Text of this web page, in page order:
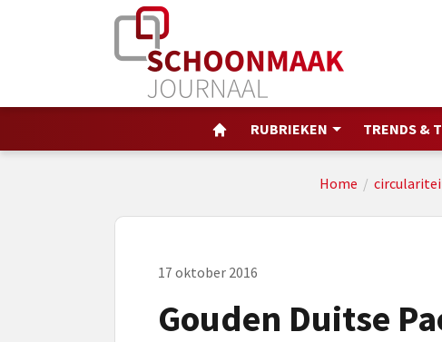
RUBRIEKEN TRENDS &
Home /
17 oktober 2016
Gouden Duitse